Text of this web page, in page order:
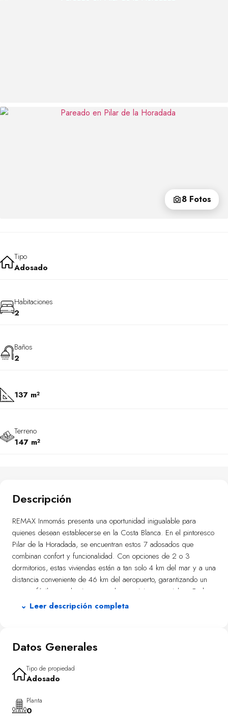
8 Fotos
Tipo
Adosado
Habitaciones
2
Baños
2
137 m²
Terreno
147 m²
Descripción
REMAX Inmomás presenta una oportunidad inigualable para
quienes desean establecerse en la Costa Blanca. En el pintoresco
Pilar de la Horadada, se encuentran estos 7 adosados que
combinan confort y funcionalidad. Con opciones de 2 o 3
dormitorios, estas viviendas están a tan solo 4 km del mar y a una
distancia conveniente de 46 km del aeropuerto, garantizando un
acceso fácil tanto al ocio como a los servicios esenciales. Cada
adosado está diseñado para ofrecer una experiencia moderna de
cada adosado, ideales para relajarse al sol. Los soláriums
libre. Su proximidad a solo 4 km del mar hace que estas
propiedades sean perfectas para quienes valoran el contacto
Las viviendas destacan por su diseño interior moderno: suelos
⌄ Leer descripción completa
Datos Generales
Tipo de propiedad
Adosado
Planta
0